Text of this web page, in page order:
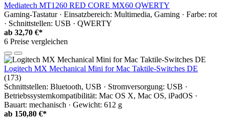
Mediatech MT1260 RED CORE MX60 QWERTY
Gaming-Tastatur · Einsatzbereich: Multimedia, Gaming · Farbe: rot
· Schnittstellen: USB · QWERTY
ab 32,70 €*
6 Preise vergleichen
Logitech MX Mechanical Mini for Mac Taktile-Switches DE
(173)
Schnittstellen: Bluetooth, USB · Stromversorgung: USB ·
Betriebssystemkompatibilität: Mac OS X, Mac OS, iPadOS ·
Bauart: mechanisch · Gewicht: 612 g
ab 150,80 €*